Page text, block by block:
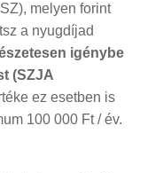
melyen forint
a nyugdíjad
igénybe
(SZJA
ez esetben is
100 000 Ft / év.